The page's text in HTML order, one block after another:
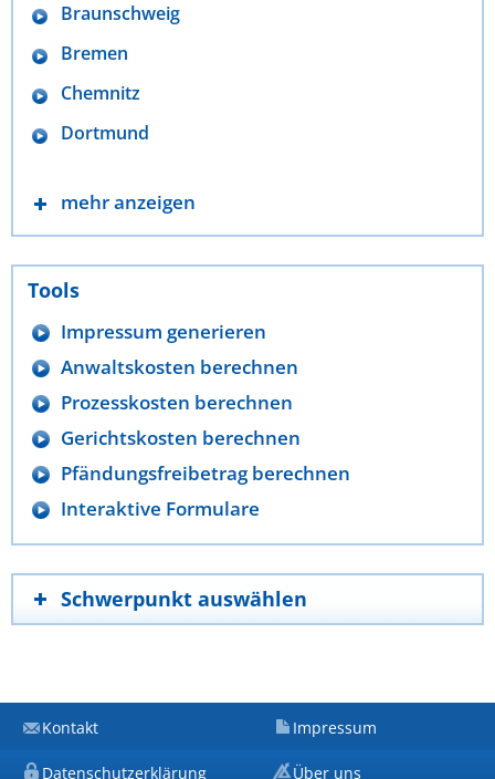
Braunschweig
Bremen
Chemnitz
Dortmund
mehr anzeigen
Tools
Impressum generieren
Anwaltskosten berechnen
Prozesskosten berechnen
Gerichtskosten berechnen
Pfändungsfreibetrag berechnen
Interaktive Formulare
Schwerpunkt auswählen
Kontakt Impressum
Datenschutzerklärung Über uns